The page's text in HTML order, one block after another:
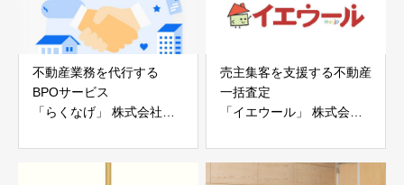
不動産業務を代行する
BPOサービス
「らくなげ」 株式会社い
売主集客を支援する不動産
一括査定
「イエウール」 株式会社